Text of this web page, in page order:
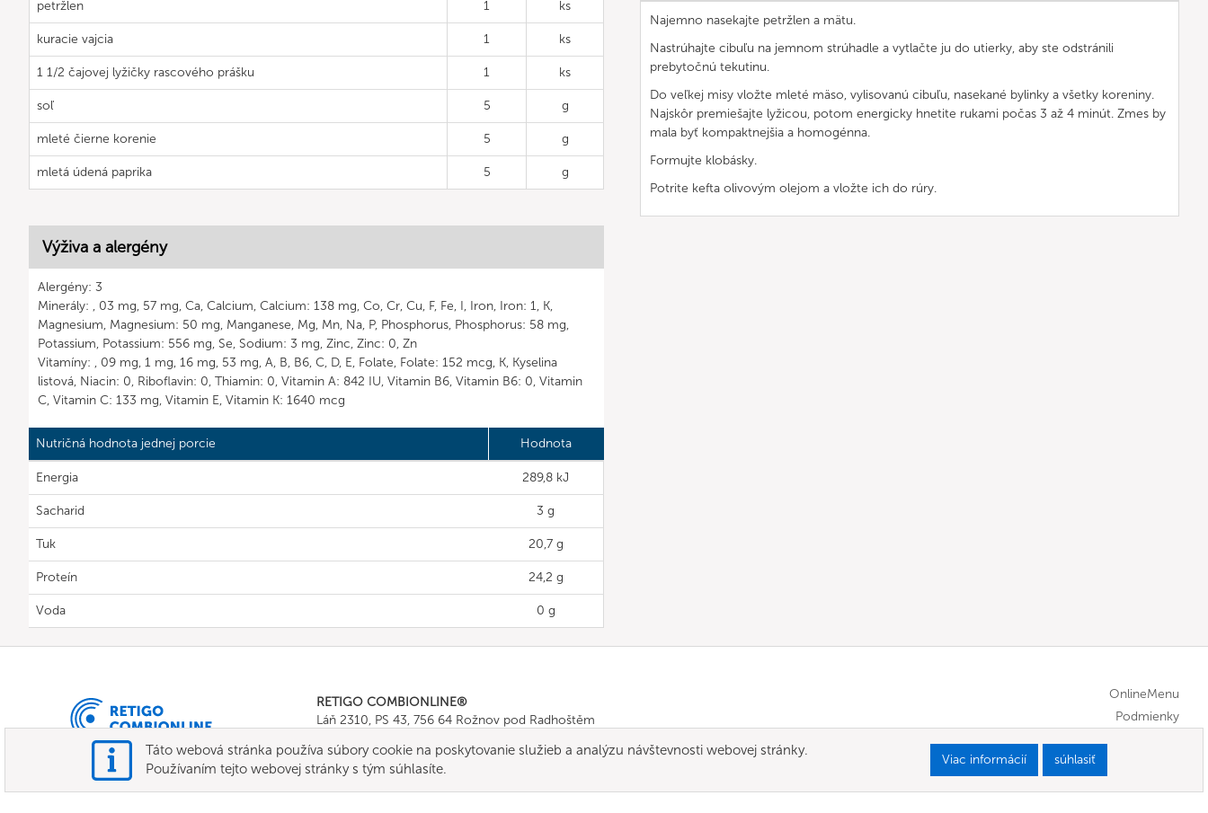
petržlen 1 ks
kuracie vajcia 1 ks
1 1/2 čajovej lyžičky rascového prášku 1 ks
soľ 5 g
mleté čierne korenie 5 g
mletá údená paprika 5 g
Výživa a alergény
Alergény: 3
Minerály: , 03 mg, 57 mg, Ca, Calcium, Calcium: 138 mg, Co, Cr, Cu, F, Fe, I, Iron, Iron: 1, K,
Magnesium, Magnesium: 50 mg, Manganese, Mg, Mn, Na, P, Phosphorus, Phosphorus: 58 mg,
Potassium, Potassium: 556 mg, Se, Sodium: 3 mg, Zinc, Zinc: 0, Zn
Vitamíny: , 09 mg, 1 mg, 16 mg, 53 mg, A, B, B6, C, D, E, Folate, Folate: 152 mcg, K, Kyselina
listová, Niacin: 0, Riboflavin: 0, Thiamin: 0, Vitamin A: 842 IU, Vitamin B6, Vitamin B6: 0, Vitamin
C, Vitamin C: 133 mg, Vitamin E, Vitamin K: 1640 mcg
Nutričná hodnota jednej porcie Hodnota
Energia 289,8 kJ
Sacharid 3 g
Tuk 20,7 g
Proteín 24,2 g
Voda 0 g
Najemno nasekajte petržlen a mätu.
Nastrúhajte cibuľu na jemnom strúhadle a vytlačte ju do utierky, aby ste odstránili
prebytočnú tekutinu.
Do veľkej misy vložte mleté mäso, vylisovanú cibuľu, nasekané bylinky a všetky koreniny.
Najskôr premiešajte lyžicou, potom energicky hnetite rukami počas 3 až 4 minút. Zmes by
mala byť kompaktnejšia a homogénna.
Formujte klobásky.
Potrite kefta olivovým olejom a vložte ich do rúry.
RETIGO COMBIONLINE®
Láň 2310, PS 43, 756 64 Rožnov pod Radhoštěm
E-mail:info@combionline.com
OnlineMenu
Podmienky
Táto webová stránka používa súbory cookie na poskytovanie služieb a analýzu návštevnosti webovej stránky.
Používaním tejto webovej stránky s tým súhlasíte.
Viac informácií súhlasiť